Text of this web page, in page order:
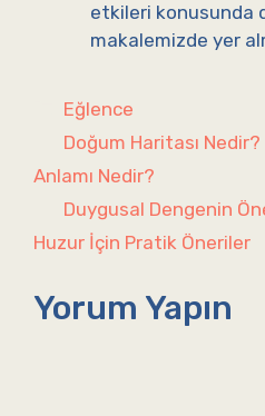
etkileri konusunda
makalemizde yer
Kategoriler
Eğlence
Doğum Haritası Nedir?
Anlamı Nedir?
Duygusal Dengenin
Huzur İçin Pratik Öneriler
Yorum Yapın